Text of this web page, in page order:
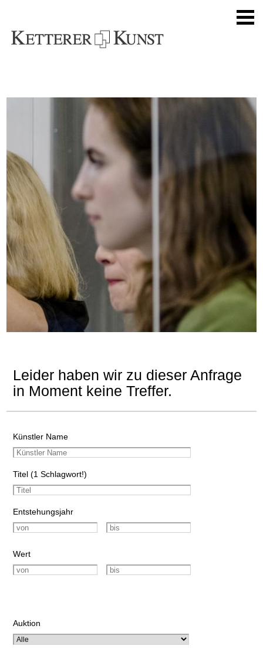
Leider haben wir zu dieser Anfrage
in Moment keine Treffer.
Künstler Name
Titel (1 Schlagwort!)
Entstehungsjahr
Wert
Auktion